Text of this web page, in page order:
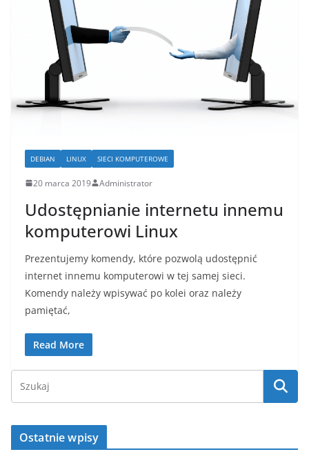
DEBIAN LINUX SIECI KOMPUTEROWE
20 marca 2019 Administrator
Udostępnianie internetu innemu
komputerowi Linux
Prezentujemy komendy, które pozwolą udostępnić
internet innemu komputerowi w tej samej sieci.
Komendy należy wpisywać po kolei oraz należy
pamiętać,
Read More
Ostatnie wpisy